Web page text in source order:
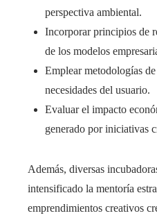
perspectiva ambiental.
Incorporar principios de
de los modelos
Emplear metodologías
necesidades del usuario.
Evaluar el impacto
generado por iniciativas
Además, diversas
intensificado la mentoría
emprendimientos creativos